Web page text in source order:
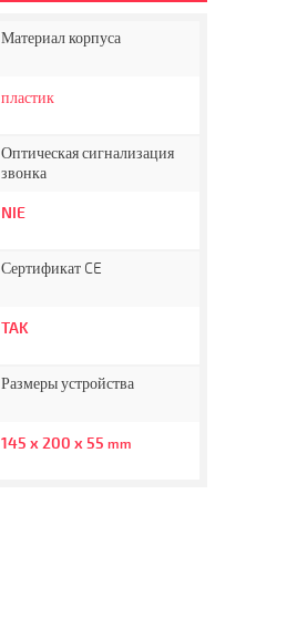
Материал корпуса
пластик
Оптическая сигнализация
звонка
NIE
Сертификат CE
TAK
Размеры устройства
145 x 200 x 55 mm